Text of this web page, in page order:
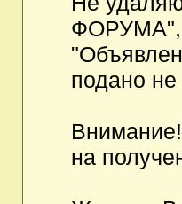
ФОРУМА",
подано
на